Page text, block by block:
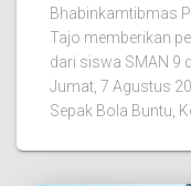
Bhabinkamtibmas
Tajo memberikan
dari siswa SMAN 9
Jumat, 7 Agustus
Sepak Bola Buntu,